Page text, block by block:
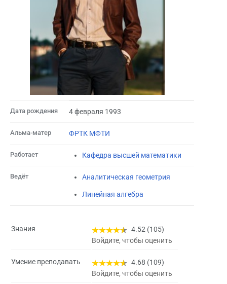
Дата рождения 4 февраля 1993
Альма-матер ФРТК МФТИ
Работает Кафедра высшей математики
Ведёт Аналитическая геометрия
Линейная алгебра
Знания
4.52 (105)
Войдите, чтобы оценить
Умение преподавать
4.68 (109)
Войдите, чтобы оценить